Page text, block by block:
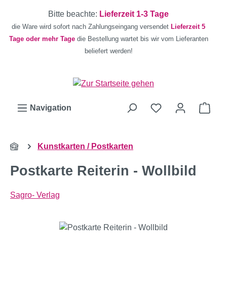
Zum Hauptinhalt springen
Bitte beachte: Lieferzeit 1-3 Tage
die Ware wird sofort nach Zahlungseingang versendet Lieferzeit 5
Tage oder mehr Tage die Bestellung wartet bis wir vom Lieferanten
beliefert werden!
Navigation
Kunstkarten / Postkarten
Postkarte Reiterin - Wollbild
Sagro- Verlag
Bildergalerie überspringen